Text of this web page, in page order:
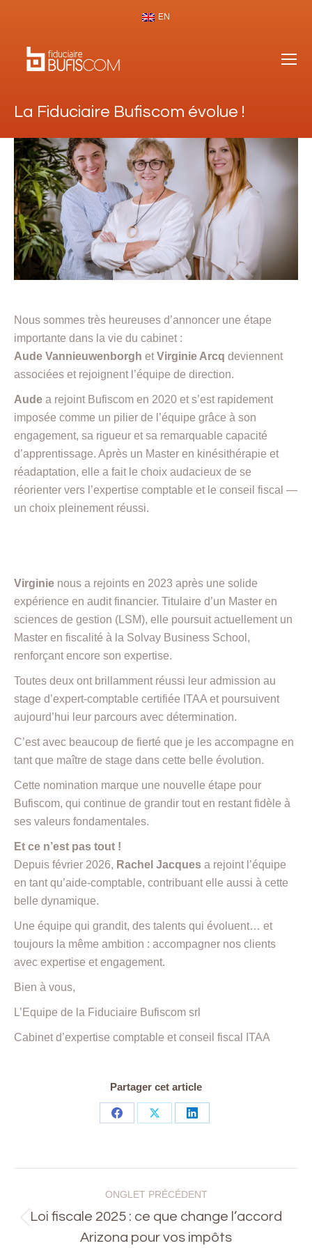
EN
La Fiduciaire Bufiscom évolue !
Nous sommes très heureuses d’annoncer une étape
importante dans la vie du cabinet :
Aude Vannieuwenborgh et Virginie Arcq deviennent
associées et rejoignent l’équipe de direction.
Aude a rejoint Bufiscom en 2020 et s’est rapidement
imposée comme un pilier de l’équipe grâce à son
engagement, sa rigueur et sa remarquable capacité
d’apprentissage. Après un Master en kinésithérapie et
réadaptation, elle a fait le choix audacieux de se
réorienter vers l’expertise comptable et le conseil fiscal —
un choix pleinement réussi.
Virginie nous a rejoints en 2023 après une solide
expérience en audit financier. Titulaire d’un Master en
sciences de gestion (LSM), elle poursuit actuellement un
Master en fiscalité à la Solvay Business School,
renforçant encore son expertise.
Toutes deux ont brillamment réussi leur admission au
stage d’expert-comptable certifiée ITAA et poursuivent
aujourd’hui leur parcours avec détermination.
C’est avec beaucoup de fierté que je les accompagne en
tant que maître de stage dans cette belle évolution.
Cette nomination marque une nouvelle étape pour
Bufiscom, qui continue de grandir tout en restant fidèle à
ses valeurs fondamentales.
Et ce n’est pas tout !
Depuis février 2026, Rachel Jacques a rejoint l’équipe
en tant qu’aide-comptable, contribuant elle aussi à cette
belle dynamique.
Une équipe qui grandit, des talents qui évoluent… et
toujours la même ambition : accompagner nos clients
avec expertise et engagement.
Bien à vous,
L’Equipe de la Fiduciaire Bufiscom srl
Cabinet d’expertise comptable et conseil fiscal ITAA
Partager cet article
Share
Share
Share
de
ONGLET PRÉCÉDENT
Onglet
précédent
Loi fiscale 2025 : ce que change l’accord
Arizona pour vos impôts